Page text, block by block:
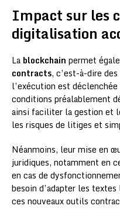
Impact sur les
digitalisation
La blockchain permet
contracts, c’est-à-dire
l’exécution est
conditions préalablement
ainsi faciliter la gestion et
les risques de litiges et
Néanmoins, leur mise en
juridiques, notamment en
en cas de
besoin d’adapter les
ces nouveaux outils